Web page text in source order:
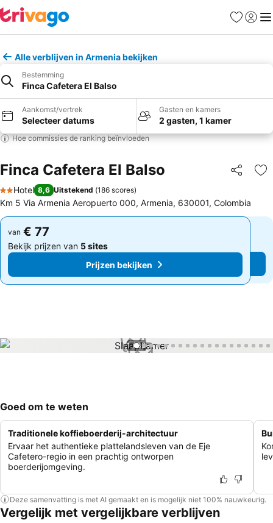
Favorieten
Alle verblijven in Armenia bekijken
Bestemming
Finca Cafetera El Balso
Aankomst/vertrek
Selecteer datums
Gasten en kamers
2 gasten, 1 kamer
Hoe commissies de ranking beïnvloeden
Finca Cafetera El Balso Delen
2 Sterren
Hotel 8,6 Uitstekend (186 scores)
Km 5 Via Armenia Aeropuerto 000, Armenia, 630001, Colombia
van € 77
Bekijk prijzen van 5 sites
Prijzen bekijken
van € 77
Bekijk prijzen van 5 sites
Prijzen bekijken
1 / 33
Goed om te weten
Traditionele koffieboerderij-architectuur
Ervaar het authentieke plattelandsleven van de Eje
Cafetero-regio in een prachtig ontworpen
boerderijomgeving.
Deze samenvatting is met AI gemaakt en is mogelijk niet 100% nauwkeurig.
Vergelijk met vergelijkbare verblijven